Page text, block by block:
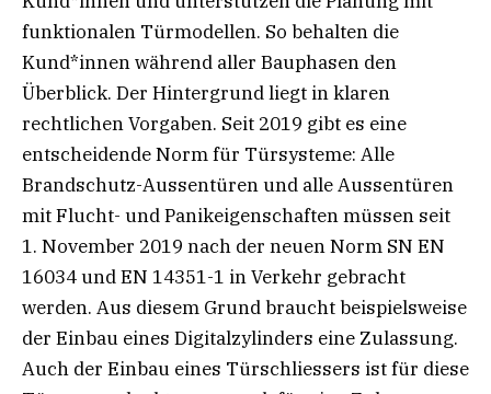
funktionalen Türmodellen. So behalten die
Kund*innen während aller Bauphasen den
Überblick. Der Hintergrund liegt in klaren
rechtlichen Vorgaben. Seit 2019 gibt es eine
entscheidende Norm für Türsysteme: Alle
Brandschutz-Aussentüren und alle Aussentüren
mit Flucht- und Panikeigenschaften müssen seit
1. November 2019 nach der neuen Norm SN EN
16034 und EN 14351-1 in Verkehr gebracht
werden. Aus diesem Grund braucht beispielsweise
der Einbau eines Digitalzylinders eine Zulassung.
Auch der Einbau eines Türschliessers ist für diese